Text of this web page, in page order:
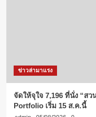
ข่าวล่ามาแรง
จัดให้จุใจ 7,196 ที่นั่ง “ส
Portfolio เริ่ม 15 ส.ค.นี้